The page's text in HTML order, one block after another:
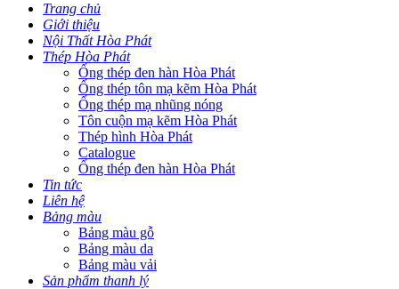
Trang chủ
Giới thiệu
Nội Thất Hòa Phát
Thép Hòa Phát
Ống thép đen hàn Hòa Phát
Ống thép tôn mạ kẽm Hòa Phát
Ống thép mạ nhũng nóng
Tôn cuộn mạ kẽm Hòa Phát
Thép hình Hòa Phát
Catalogue
Ống thép đen hàn Hòa Phát
Tin tức
Liên hệ
Bảng màu
Bảng màu gỗ
Bảng màu da
Bảng màu vải
Sản phẩm thanh lý